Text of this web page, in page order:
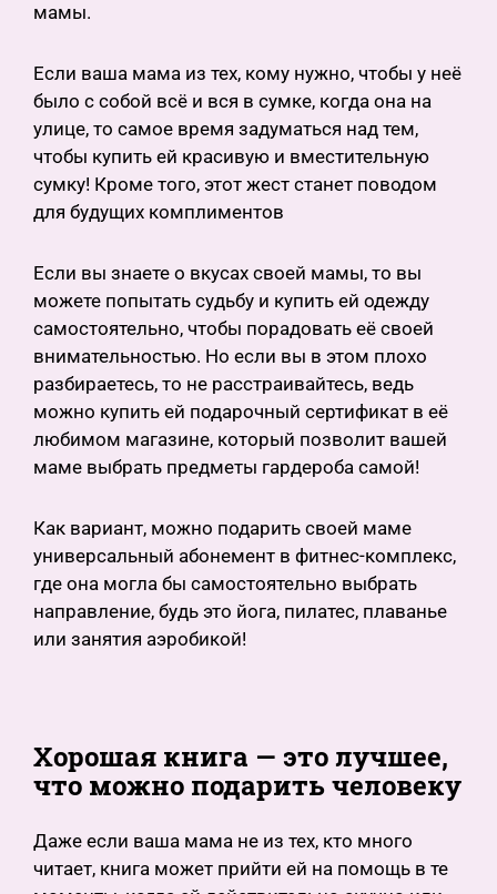
мамы.
Если ваша мама из тех, кому нужно, чтобы у неё
было с собой всё и вся в сумке, когда она на
улице, то самое время задуматься над тем,
чтобы купить ей красивую и вместительную
сумку! Кроме того, этот жест станет поводом
для будущих комплиментов
Если вы знаете о вкусах своей мамы, то вы
можете попытать судьбу и купить ей одежду
самостоятельно, чтобы порадовать её своей
внимательностью. Но если вы в этом плохо
разбираетесь, то не расстраивайтесь, ведь
можно купить ей подарочный сертификат в её
любимом магазине, который позволит вашей
маме выбрать предметы гардероба самой!
Как вариант, можно подарить своей маме
универсальный абонемент в фитнес-комплекс,
где она могла бы самостоятельно выбрать
направление, будь это йога, пилатес, плаванье
или занятия аэробикой!
Хорошая книга — это лучшее,
что можно подарить человеку
Даже если ваша мама не из тех, кто много
читает, книга может прийти ей на помощь в те